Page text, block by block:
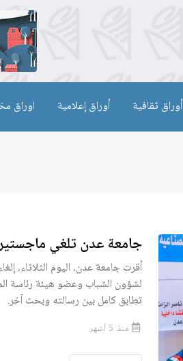
أوراق ثقافية أوراق إعلامية اوراق
جامعة عدن تلغي
أقرت جامعة عدن، اليوم الثلاثاء،
لشؤون الشباب وعضو هيئة رئاسة
تطابق كامل بين رسالته وبحث آخر.
منذ 5 أشهر